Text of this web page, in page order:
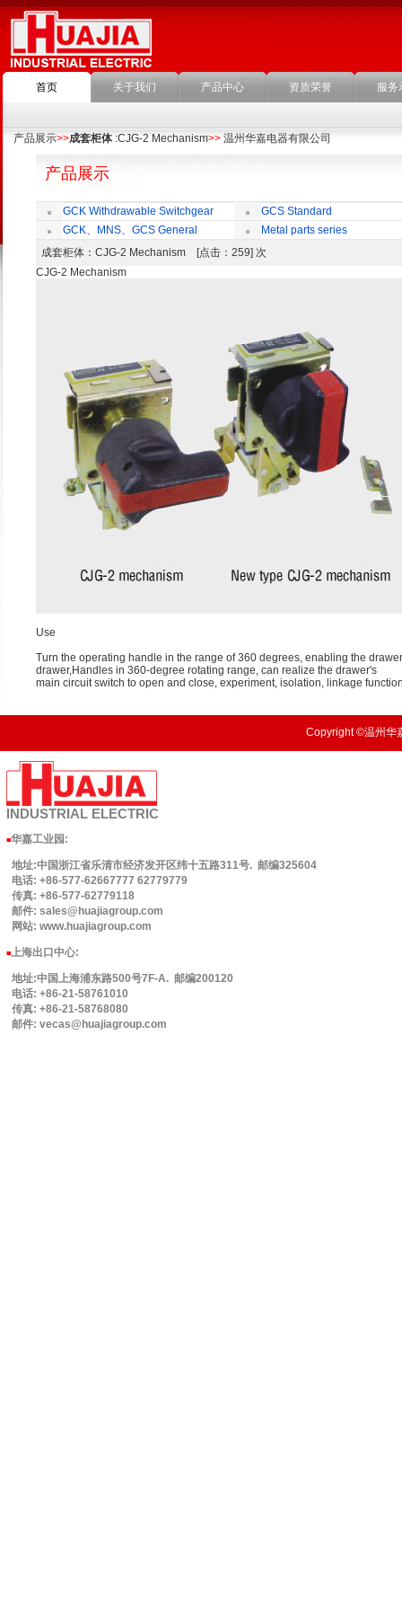
首页 关于我们 产品中心 资质荣誉 服务
产品展示>>成套柜体:CJG-2 Mechanism>> 温州华嘉电器有限公司
产品展示
GCK Withdrawable Switchgear
Cubicle
GCS Standard
Withdrawable Switchgear Cubicle
GCK、MNS、GCS General
economic cabinet accessories
Metal parts series
成套柜体 ：CJG-2 Mechanism [点击：259] 次
CJG-2 Mechanism
Use
Turn the operating handle in the range of 360 degrees, enabling the
drawer,Handles in 360-degree rotating range, can realize the drawer's
main circuit switch to open and close, experiment, isolation, linkage
Copyright ©温州华
INDUSTRIAL ELECTRIC
■华嘉工业园 :
地址:中国浙江省乐清市经济发开区纬十五路311号. 邮编325604
电话: +86-577-62667777 62779779
传真: +86-577-62779118
邮件: sales@huajiagroup.com
网站: www.huajiagroup.com
■上海出口中心:
地址:中国上海浦东路500号7F-A. 邮编200120
电话: +86-21-58761010
传真: +86-21-58768080
邮件: vecas@huajiagroup.com